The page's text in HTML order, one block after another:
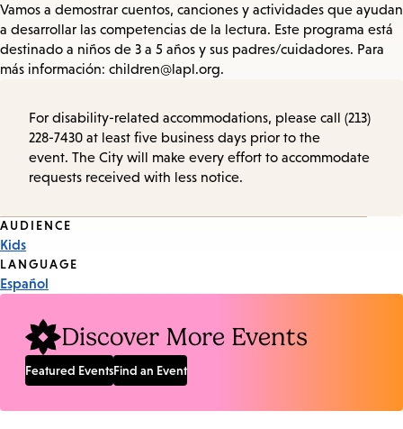
Vamos a demostrar cuentos, canciones y actividades que ayudan
a desarrollar las competencias de la lectura. Este programa está
destinado a niños de 3 a 5 años y sus padres/cuidadores. Para
más información: children@lapl.org.
For disability-related accommodations, please call (213)
228-7430 at least five business days prior to the
event. The City will make every effort to accommodate
requests received with less notice.
Event
Tags
AUDIENCE
Kids
LANGUAGE
Español
Discover More Events
Featured EventsFind an Event